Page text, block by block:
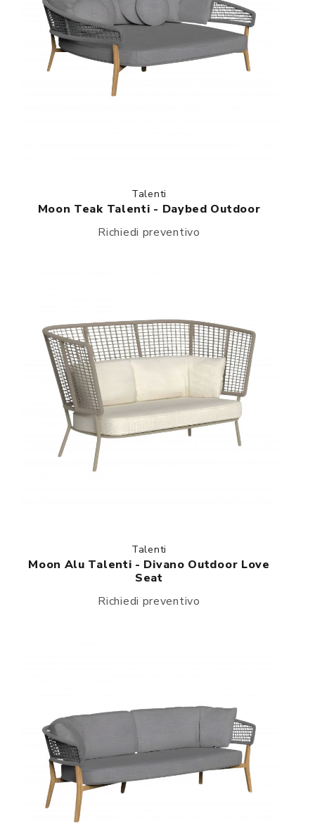
Talenti
Moon Teak Talenti - Daybed Outdoor
Richiedi preventivo
Talenti
Moon Alu Talenti - Divano Outdoor Love
Seat
Richiedi preventivo